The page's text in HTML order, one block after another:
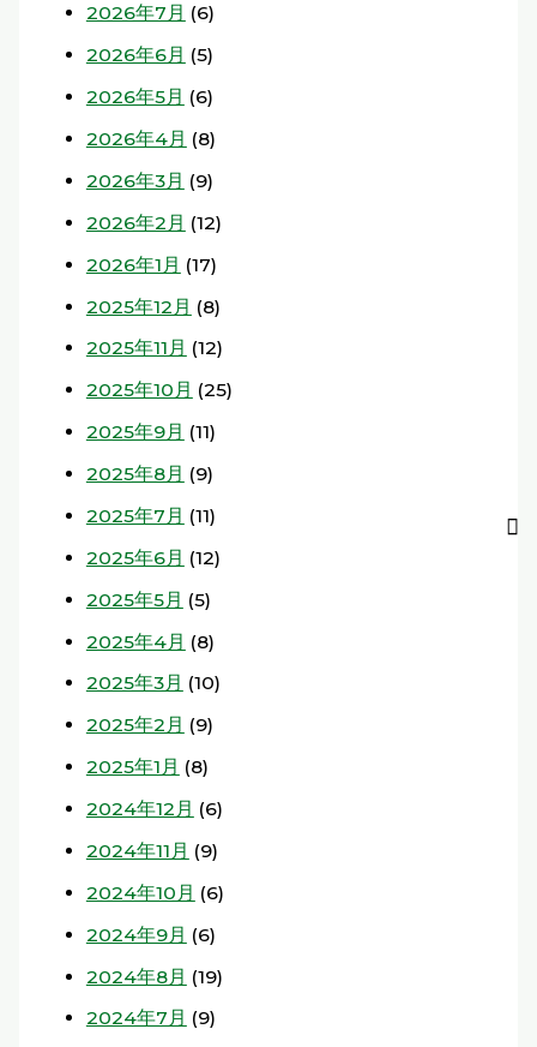
2026年7月 (6)
2026年6月 (5)
2026年5月 (6)
2026年4月 (8)
2026年3月 (9)
2026年2月 (12)
2026年1月 (17)
2025年12月 (8)
2025年11月 (12)
2025年10月 (25)
2025年9月 (11)
2025年8月 (9)
2025年7月 (11)
2025年6月 (12)
2025年5月 (5)
2025年4月 (8)
2025年3月 (10)
2025年2月 (9)
2025年1月 (8)
2024年12月 (6)
2024年11月 (9)
2024年10月 (6)
2024年9月 (6)
2024年8月 (19)
2024年7月 (9)